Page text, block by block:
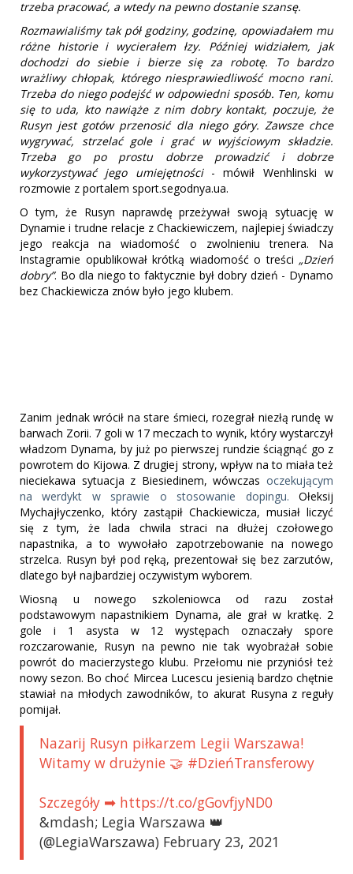
trzeba pracować, a wtedy na pewno dostanie szansę.
Rozmawialiśmy tak pół godziny, godzinę, opowiadałem mu
różne historie i wycierałem łzy. Później widziałem, jak
dochodzi do siebie i bierze się za robotę. To bardzo
wrażliwy chłopak, którego niesprawiedliwość mocno rani.
Trzeba do niego podejść w odpowiedni sposób. Ten, komu
się to uda, kto nawiąże z nim dobry kontakt, poczuje, że
Rusyn jest gotów przenosić dla niego góry. Zawsze chce
wygrywać, strzelać gole i grać w wyjściowym składzie.
Trzeba go po prostu dobrze prowadzić i dobrze
wykorzystywać jego umiejętności- mówił Wenhlinski w
rozmowie z portalem sport.segodnya.ua.
O tym, że Rusyn naprawdę przeżywał swoją sytuację w
Dynamie i trudne relacje z Chackiewiczem, najlepiej świadczy
jego reakcja na wiadomość o zwolnieniu trenera. Na
Instagramie opublikował krótką wiadomość o treści „Dzień
dobry”. Bo dla niego to faktycznie był dobry dzień - Dynamo
bez Chackiewicza znów było jego klubem.
Zanim jednak wrócił na stare śmieci, rozegrał niezłą rundę w
barwach Zorii. 7 goli w 17 meczach to wynik, który wystarczył
władzom Dynama, by już po pierwszej rundzie ściągnąć go z
powrotem do Kijowa. Z drugiej strony, wpływ na to miała też
nieciekawa sytuacja z Biesiedinem, wówczas oczekującym
na werdykt w sprawie o stosowanie dopingu. Ołeksij
Mychajłyczenko, który zastąpił Chackiewicza, musiał liczyć
się z tym, że lada chwila straci na dłużej czołowego
napastnika, a to wywołało zapotrzebowanie na nowego
strzelca. Rusyn był pod ręką, prezentował się bez zarzutów,
dlatego był najbardziej oczywistym wyborem.
Wiosną u nowego szkoleniowca od razu został
podstawowym napastnikiem Dynama, ale grał w kratkę. 2
gole i 1 asysta w 12 występach oznaczały spore
rozczarowanie, Rusyn na pewno nie tak wyobrażał sobie
powrót do macierzystego klubu. Przełomu nie przyniósł też
nowy sezon. Bo choć Mircea Lucescu jesienią bardzo chętnie
stawiał na młodych zawodników, to akurat Rusyna z reguły
pomijał.
Nazarij Rusyn piłkarzem Legii Warszawa!
Witamy w drużynie 🤝 #DzieńTransferowy
Szczegóły ➡ https://t.co/gGovfjyND0
&mdash; Legia Warszawa 👑
(@LegiaWarszawa) February 23, 2021